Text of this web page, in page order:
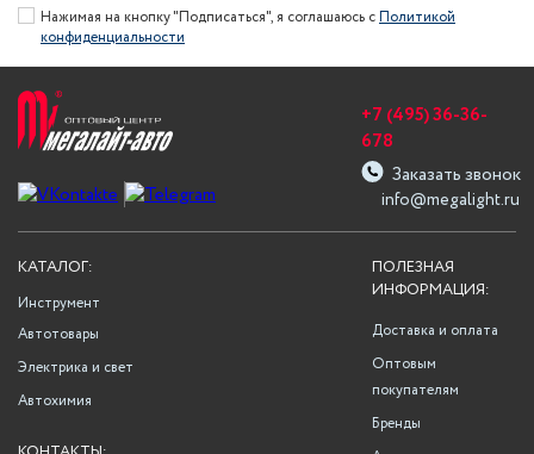
Нажимая на кнопку "Подписаться", я соглашаюсь сПолитикой
конфиденциальности
info@megalight.ru
+7 (495) 36-36-
678
Заказать звонок
ПОЛЕЗНАЯ
ИНФОРМАЦИЯ:
Доставка и оплата
Оптовым
покупателям
Бренды
КАТАЛОГ:
Инструмент
Автотовары
Электрика и свет
Автохимия